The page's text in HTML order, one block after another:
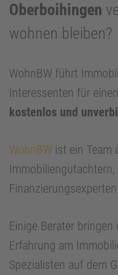
Oberboihingen
wohnen bleiben?
WohnBW führt
Interessenten für
kostenlos und
WohnBW ist ein Team
Einige Berater
Erfahrung am
Spezialisten auf dem